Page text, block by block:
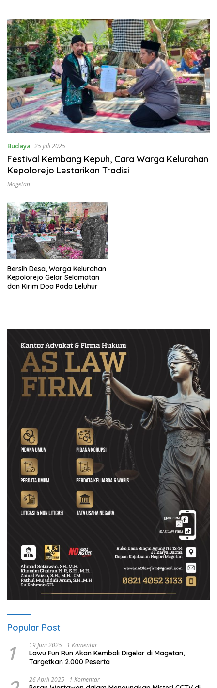
Budaya 25 Juli 2025
Festival Kembang Kepuh, Cara Warga Kelurahan
Kepolorejo Lestarikan Tradisi
Magetan
Bersih Desa, Warga Kelurahan
Kepolorejo Gelar Selamatan
dan Kirim Doa Pada Leluhur
Popular Post
1 19 Juni 2025 1 Komentar
Lawu Fun Run Akan Kembali Digelar di Magetan,
Targetkan 2.000 Peserta
26 April 2025 1 Komentar